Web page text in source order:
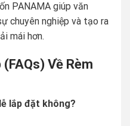
PANAMA giúp văn
chuyên nghiệp và tạo ra
mái hơn.
Về Rèm
lắp đặt không?